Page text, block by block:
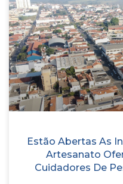
Estão Abertas As
Artesanato
Cuidadores De